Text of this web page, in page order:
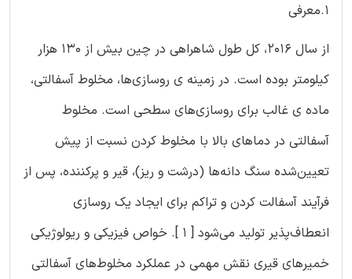
1.معرفی
از سال ۲۰۱۶، کل طول شاهراهی در چین بیش از ۱۳۰ هزار
کیلومتر بوده است. در زمینه ی روسازی‌ها، مخلوط آسفالتی،
ماده ی غالب برای روسازی‌های سطحی است. مخلوط
آسفالتی در دماهای بالا با مخلوط کردن نسبت از پیش
تعیین‌شده سنگ دانه‌ها (‏درشت و ریز)‏، قیر و پرکننده، پس از
فرآیند آسفالت کردن و تراکم برای ایجاد یک روسازی
انعطاف‌پذیر تولید می‌شود [‏ ۱ ]‏. خواص فیزیکی و ریولوژیکی
خمیرهای قیری نقش مهمی در عملکرد مخلوط‌های آسفالتی